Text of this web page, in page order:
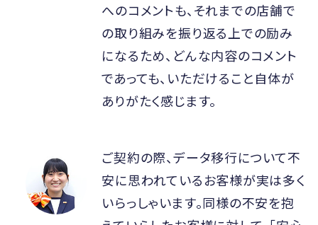
へのコメントも、それまでの店舗で
の取り組みを振り返る上での励み
になるため、どんな内容のコメント
であっても、いただけること自体が
ありがたく感じます。
ご契約の際、データ移行について不
安に思われているお客様が実は多く
いらっしゃいます。同様の不安を抱